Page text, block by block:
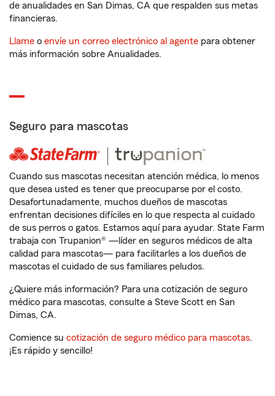
de anualidades en San Dimas, CA que respalden sus metas
financieras.
Llame o envíe un correo electrónico al agente para obtener
más información sobre Anualidades.
Seguro para mascotas
Cuando sus mascotas necesitan atención médica, lo menos
que desea usted es tener que preocuparse por el costo.
Desafortunadamente, muchos dueños de mascotas
enfrentan decisiones difíciles en lo que respecta al cuidado
de sus perros o gatos. Estamos aquí para ayudar. State Farm
trabaja con Trupanion® —líder en seguros médicos de alta
calidad para mascotas— para facilitarles a los dueños de
mascotas el cuidado de sus familiares peludos.
¿Quiere más información? Para una cotización de seguro
médico para mascotas, consulte a Steve Scott en San
Dimas, CA.
Comience su cotización de seguro médico para mascotas.
¡Es rápido y sencillo!